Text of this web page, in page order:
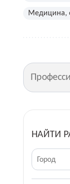
Медицина,
НАЙТИ
Город